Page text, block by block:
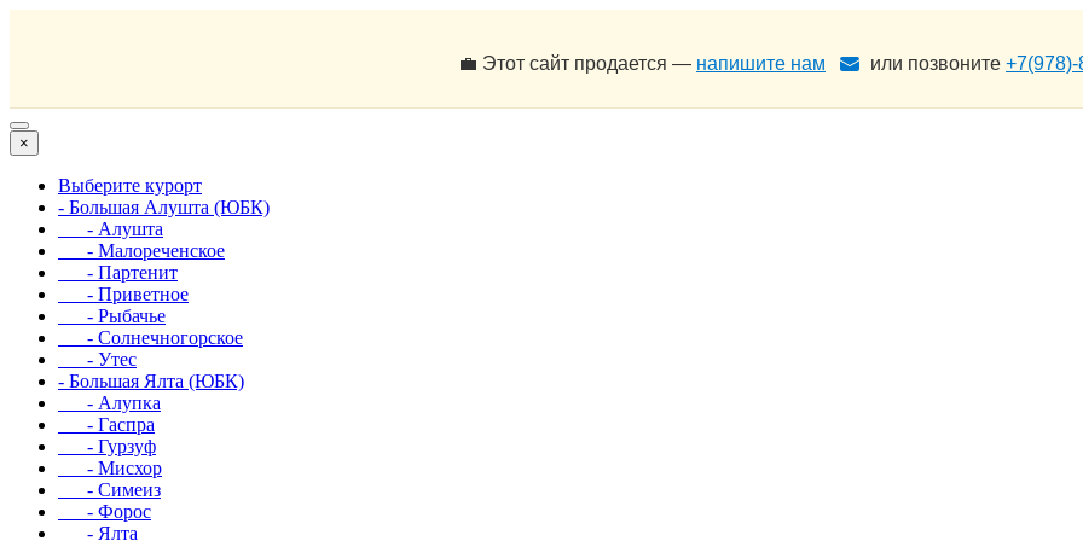
💼 Этот сайт продается — напишите нам или позвоните
×
Выберите курорт
- Большая Алушта (ЮБК)
- Алушта
- Малореченское
- Партенит
- Приветное
- Рыбачье
- Солнечногорское
- Утес
- Большая Ялта (ЮБК)
- Алупка
- Гаспра
- Гурзуф
- Мисхор
- Симеиз
- Форос
- Ялта